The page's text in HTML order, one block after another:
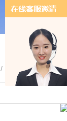
/ PRODUCTS